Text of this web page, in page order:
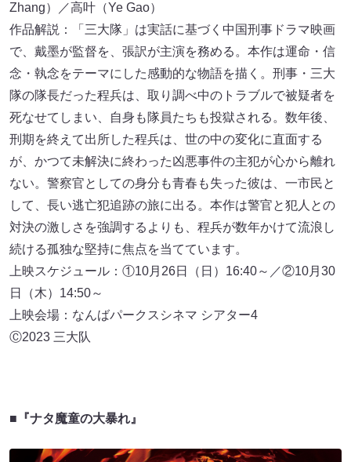
Zhang）／高叶（Ye Gao）
作品解説：「三大隊」は実話に基づく中国刑事ドラマ映画
で、戴墨が監督を、張訳が主演を務める。本作は運命・信
念・執念をテーマにした感動的な物語を描く。刑事・三大
隊の隊長だった程兵は、取り調べ中のトラブルで被疑者を
死なせてしまい、自身も隊員たちも投獄される。数年後、
刑期を終えて出所した程兵は、世の中の変化に直面する
が、かつて未解決に終わった凶悪事件の主犯が心から離れ
ない。警察官としての身分も青春も失った彼は、一市民と
して、長い逃亡犯追跡の旅に出る。本作は警官と犯人との
対決の激しさを強調するよりも、程兵が数年かけて流浪し
続ける孤独な堅持に焦点を当てています。
上映スケジュール：①10月26日（日）16:40～／②10月30
日（木）14:50～
上映会場：なんばパークスシネマ シアター4
Ⓒ2023 三大队
■『ナタ魔童の大暴れ』